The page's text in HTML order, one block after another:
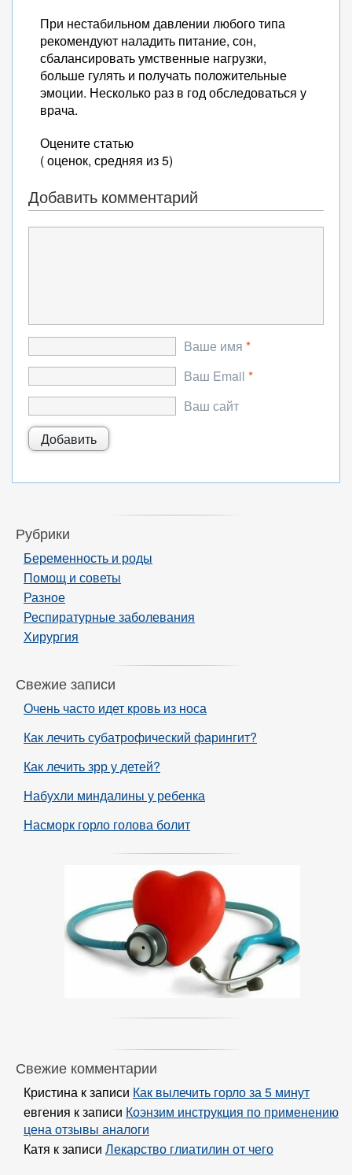
При нестабильном давлении любого типа
рекомендуют наладить питание, сон,
сбалансировать умственные нагрузки,
больше гулять и получать положительные
эмоции. Несколько раз в год обследоваться у
врача.
Оцените статью
( оценок, средняя из 5)
Добавить комментарий
Ваше имя *
Ваш Email *
Ваш сайт
Рубрики
Беременность и роды
Помощ и советы
Разное
Респиратурные заболевания
Хирургия
Свежие записи
Очень часто идет кровь из носа
Как лечить субатрофический фарингит?
Как лечить зрр у детей?
Набухли миндалины у ребенка
Насморк горло голова болит
Свежие комментарии
Кристина к записи Как вылечить горло за 5 минут
евгения к записи Коэнзим инструкция по применению
цена отзывы аналоги
Катя к записи Лекарство глиатилин от чего